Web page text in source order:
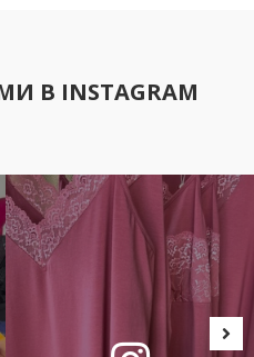
В INSTAGRAM